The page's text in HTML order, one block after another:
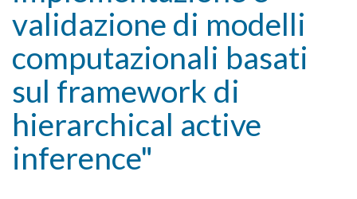
validazione di modelli
computazionali basati
sul framework di
hierarchical active
inference"